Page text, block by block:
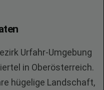
Urfahr-Umgebung
in Oberösterreich.
hügelige Landschaft,